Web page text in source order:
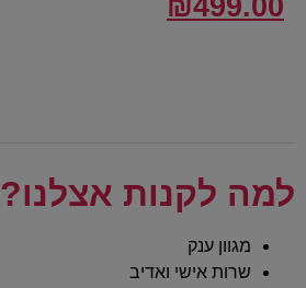
למה לקנות אצלנו?
מגוון ענק
שרות אישי ואדיב